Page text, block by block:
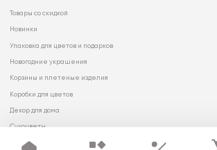
Товары со скидкой
Новинки
Упаковка для цветов и подарков
Новогодние украшения
Корзины и плетеные изделия
Коробки для цветов
Декор для дома
Сухоцветы